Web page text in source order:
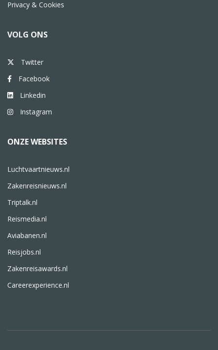
Privacy & Cookies
VOLG ONS
Twitter
Facebook
Linkedin
Instagram
ONZE WEBSITES
Luchtvaartnieuws.nl
Zakenreisnieuws.nl
Triptalk.nl
Reismedia.nl
Aviabanen.nl
Reisjobs.nl
Zakenreisawards.nl
Careerexperience.nl